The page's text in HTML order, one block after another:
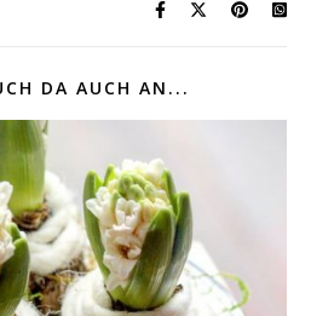
DA AUCH AN...